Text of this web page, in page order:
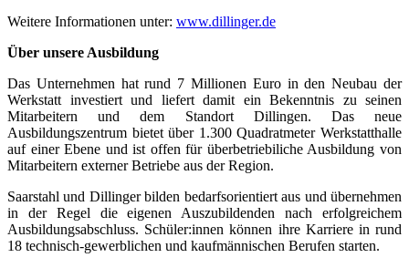
Weitere Informationen unter: www.dillinger.de
Über unsere Ausbildung
Das Unternehmen hat rund 7 Millionen Euro in den Neubau der
Werkstatt investiert und liefert damit ein Bekenntnis zu seinen
Mitarbeitern und dem Standort Dillingen. Das neue
Ausbildungszentrum bietet über 1.300 Quadratmeter Werkstatthalle
auf einer Ebene und ist offen für überbetriebiliche Ausbildung von
Mitarbeitern externer Betriebe aus der Region.
Saarstahl und Dillinger bilden bedarfsorientiert aus und übernehmen
in der Regel die eigenen Auszubildenden nach erfolgreichem
Ausbildungsabschluss. Schüler:innen können ihre Karriere in rund
18 technisch-gewerblichen und kaufmännischen Berufen starten.